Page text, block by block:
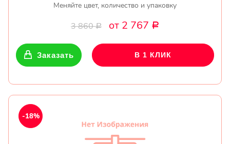
Меняйте цвет, количество и упаковку
3 860Р от 2 767 Р
Заказать В 1 КЛИК
-18%